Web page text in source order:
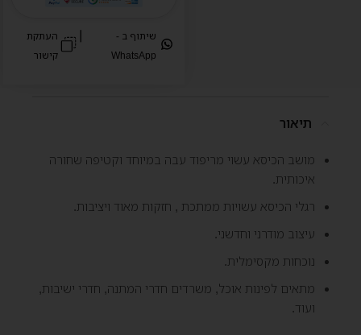
שיתוף ב -
WhatsApp
|
העתקת
קישור
תיאור
מושב הכיסא עשוי מריפוד עבה במיוחד וקטיפה שחורה
איכותית.
רגלי הכיסא עשויות ממתכת , חזקות מאוד ויציבות.
עיצוב מודרני וחדשני.
נוכחות מקסימלית.
מתאים לפינות אוכל, משרדים חדרי המתנה, חדרי ישיבות,
ועוד.